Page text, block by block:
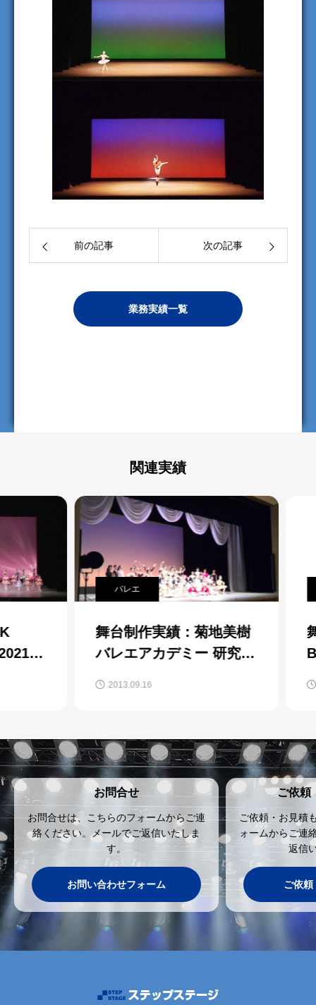
前の記事 次の記事
業務実績一覧
関連実績
バレエ
舞台制作実績：菊地美樹
バレエアカデミー 研究発
2013.09.16
舞
お問合せ
お問合せは、こちらのフォームからご連
絡ください。メールでご返信いたしま
す。
お問い合わせフォーム
ご依頼
ご依頼・お見積
ォームからご連
返信
ご依頼